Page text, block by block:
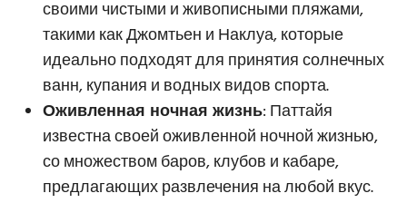
своими чистыми и живописными пляжами,
такими как Джомтьен и Наклуа, которые
идеально подходят для принятия солнечных
ванн, купания и водных видов спорта.
Оживленная ночная жизнь: Паттайя
известна своей оживленной ночной жизнью,
со множеством баров, клубов и кабаре,
предлагающих развлечения на любой вкус.